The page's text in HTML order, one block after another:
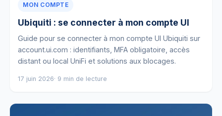
MON COMPTE
Ubiquiti : se connecter à mon compte UI
Guide pour se connecter à mon compte UI Ubiquiti sur
account.ui.com : identifiants, MFA obligatoire, accès
distant ou local UniFi et solutions aux blocages.
17 juin 2026· 9 min de lecture